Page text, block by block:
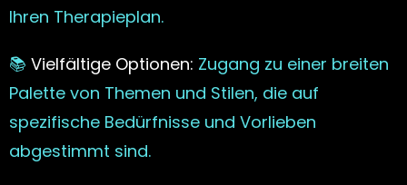
Ihren Therapieplan.
📚 Vielfältige Optionen: Zugang zu einer breiten
Palette von Themen und Stilen, die auf
spezifische Bedürfnisse und Vorlieben
abgestimmt sind.